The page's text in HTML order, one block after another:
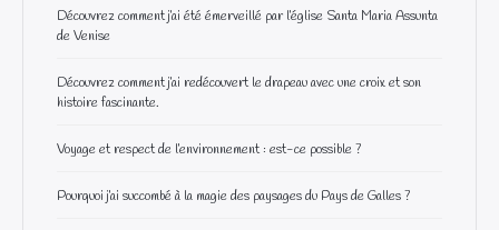
Découvrez comment j’ai été émerveillé par l’église Santa Maria Assunta
de Venise
Découvrez comment j’ai redécouvert le drapeau avec une croix et son
histoire fascinante.
Voyage et respect de l’environnement : est-ce possible ?
Pourquoi j’ai succombé à la magie des paysages du Pays de Galles ?